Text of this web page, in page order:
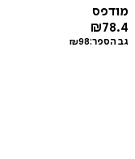
מודפס
₪78.4
גב הספר: ₪98